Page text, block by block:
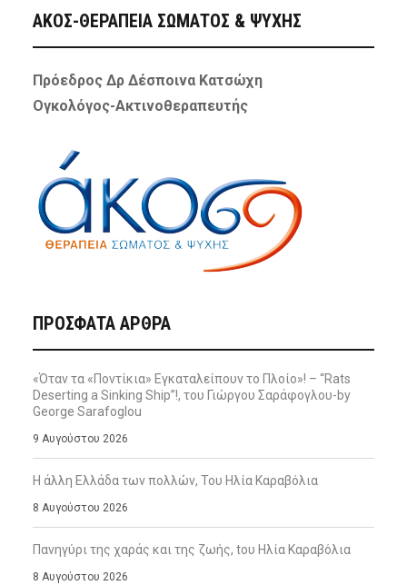
ΑΚΟΣ-ΘΕΡΑΠΕΙΑ ΣΩΜΑΤΟΣ & ΨΥΧΗΣ
Πρόεδρος Δρ Δέσποινα Κατσώχη
Ογκολόγος-Ακτινοθεραπευτής
ΠΡΌΣΦΑΤΑ ΆΡΘΡΑ
«Όταν τα «Ποντίκια» Εγκαταλείπουν το Πλοίο»! – “Rats
Deserting a Sinking Ship”!, του Γιώργου Σαράφογλου-by
George Sarafoglou
9 Αυγούστου 2026
Η άλλη Ελλάδα των πολλών, Του Ηλία Καραβόλια
8 Αυγούστου 2026
Πανηγύρι της χαράς και της ζωής, tου Ηλία Καραβόλια
8 Αυγούστου 2026